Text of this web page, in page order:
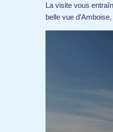
La visite vous
belle vue